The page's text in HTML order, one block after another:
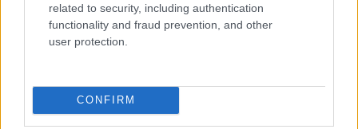
related to security, including authentication
functionality and fraud prevention, and other
user protection.
CONFIRM
Vai all'archivio delle vignette